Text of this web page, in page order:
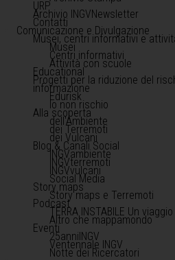
URP
Archivio INGVNewsletter
Contatti
Comunicazione e Divulgazione
Musei, centri informativi e
Musei
Centri informativi
Attività con scuole
Educational
Progetti per la riduzione del
informazione
Edurisk
Io non rischio
Alla scoperta
dell'Ambiente
dei Terremoti
dei Vulcani
Blog & Canali Social
INGVambiente
INGVterremoti
INGVvulcani
Social Media
Story maps
Story maps e Terremoti
Podcast
TERRA INSTABILE Un
Altro che mappamondo
Eventi
25anniINGV
Ventennale INGV
Notte dei Ricercatori